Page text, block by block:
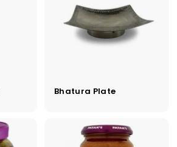
Bhatura Plate